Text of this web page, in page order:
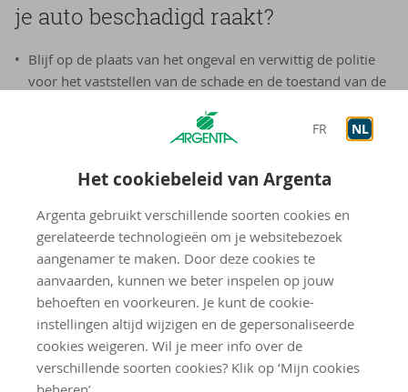
FR NL
Het cookiebeleid van Argenta
Argenta gebruikt verschillende soorten cookies en
gerelateerde technologieën om je websitebezoek
aangenamer te maken. Door deze cookies te
aanvaarden, kunnen we beter inspelen op jouw
behoeften en voorkeuren. Je kunt de cookie-
instellingen altijd wijzigen en de gepersonaliseerde
cookies weigeren. Wil je meer info over de
verschillende soorten cookies? Klik op ‘Mijn cookies
je auto beschadigd raakt?
Blijf op de plaats van het ongeval en verwittig de politie
voor het vaststellen van de schade en de toestand van de
Maak gedetailleerde foto’s van de schade, de toestand van
je ook de datum en het tijdstip van het ongeval bewijzen.
Spreek omstaanders, getuigen of buurtbewoners aan.
Buurtbewoners kunnen bevestigen of het wegdek al
langer in slechte staat is. Noteer hun gegevens zodat ze
een verklaring kunnen afleggen.
Bewaar alle beschadigde stukken zodat ze geïnspecteerd
kunnen worden.
Als je gekwetst bent, laat je dat best onmiddellijk